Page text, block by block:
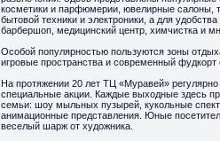
косметики и парфюмерии, ювелирные салоны,
бытовой техники и электроники, а для
барбершоп, медицинский центр, химчистка и
Особой популярностью пользуются зоны
игровые пространства и современный фудкорт
На протяжении 20 лет ТЦ «Муравей»
специальные акции. Каждые выходные здесь
семьи: шоу мыльных пузырей, кукольные
анимационные представления. Юные
веселый шарж от художника.